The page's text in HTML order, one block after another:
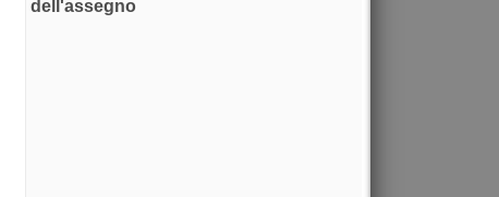
dell'assegno